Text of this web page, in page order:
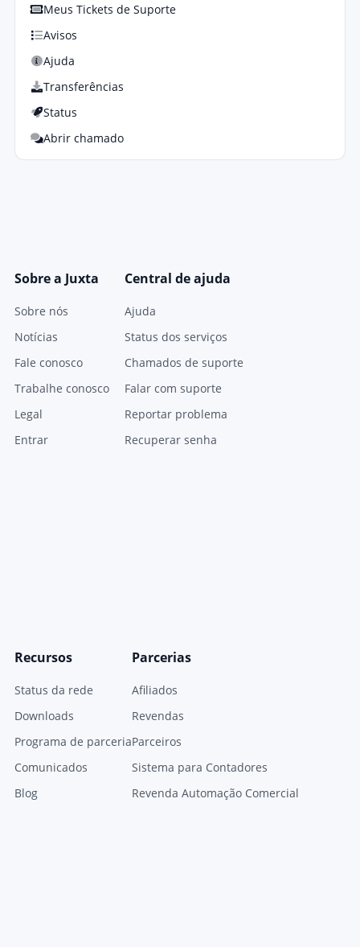
Meus Tickets de Suporte
Avisos
Ajuda
Transferências
Status
Abrir chamado
Sobre a Juxta
Sobre nós
Notícias
Fale conosco
Trabalhe conosco
Legal
Entrar
Central de ajuda
Ajuda
Status dos serviços
Chamados de suporte
Falar com suporte
Reportar problema
Recuperar senha
Recursos
Status da rede
Downloads
Programa de parceria
Comunicados
Blog
Parcerias
Afiliados
Revendas
Parceiros
Sistema para Contadores
Revenda Automação Comercial